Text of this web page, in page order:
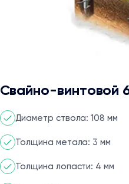
Свайно-винтовой
Диаметр ствола: 108 мм
Толщина метала: 3 мм
Толщина лопасти: 4 мм